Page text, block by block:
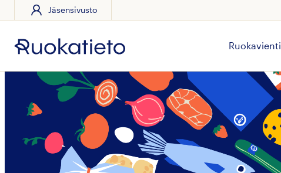
sisältöön
Jäsensivusto
Ruokavienti